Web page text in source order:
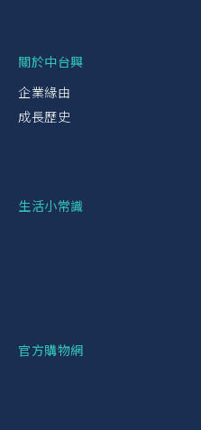
關於中台興
企業緣由
成長歷史
生活小常識
官方購物網